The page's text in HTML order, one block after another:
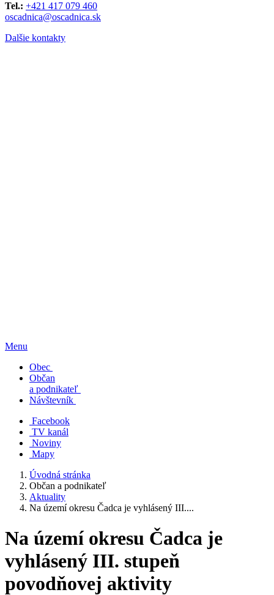
Tel.: +421 417 079 460
oscadnica@oscadnica.sk
Dalšie kontakty
Menu
Obec
Občan
a podnikateľ
Návštevník
Facebook
TV kanál
Noviny
Mapy
Úvodná stránka
Občan a podnikateľ
Aktuality
Na území okresu Čadca je vyhlásený III....
Na území okresu Čadca je
vyhlásený III. stupeň
povodňovej aktivity